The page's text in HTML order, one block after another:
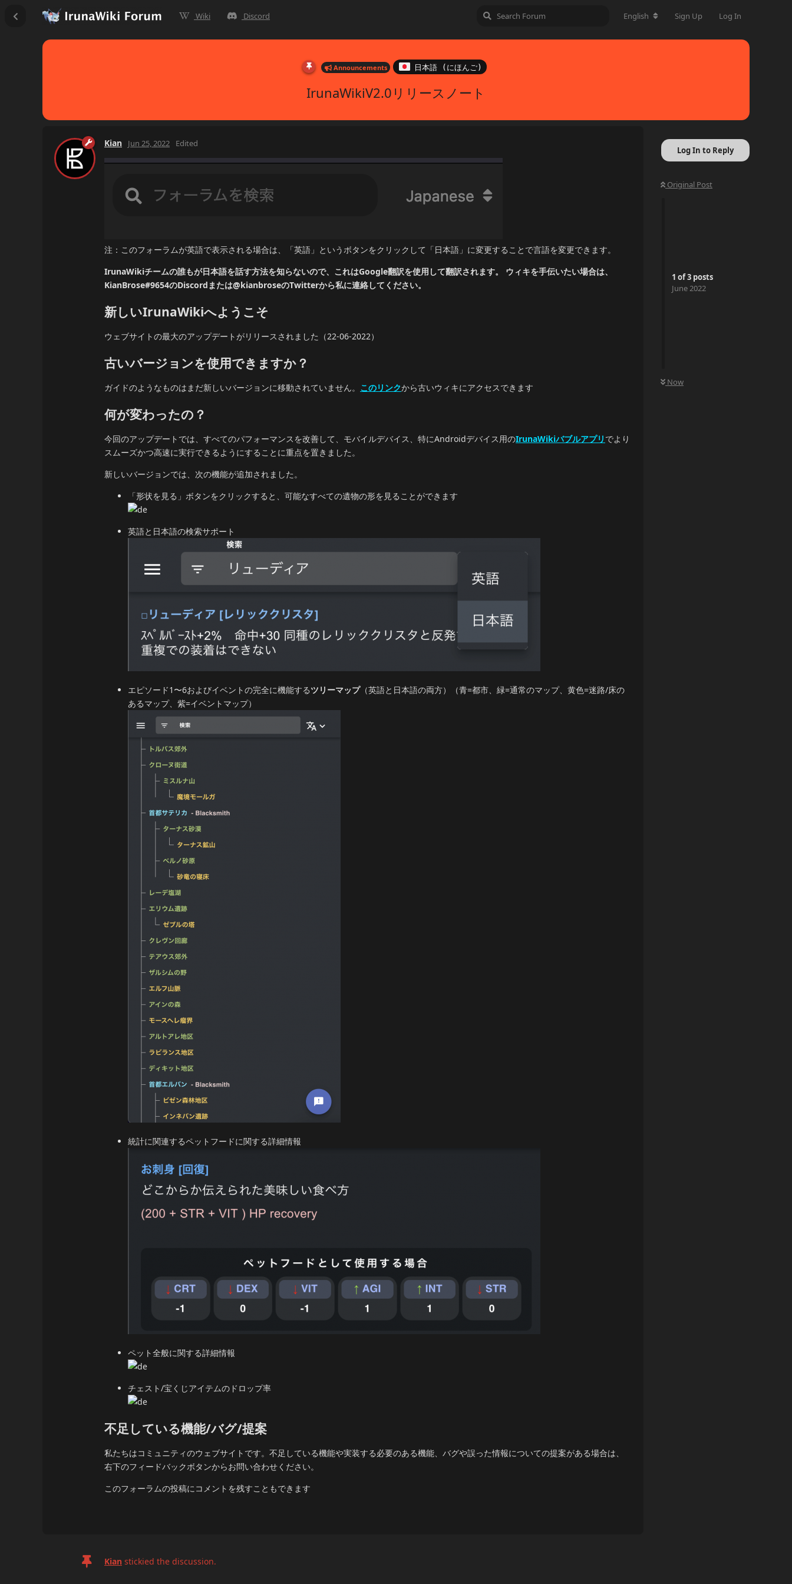
Wiki Discord English Sign Up Log In
Announcements 日本語 (にほんご)
IrunaWikiV2.0リリースノート
Log In to Reply
Original Post
1 of3 posts
June 2022
Now
Kian Jun 25, 2022 Edited
注：このフォーラムが英語で表示される場合は、「英語」というボタンをクリックして「日本語」に変更することで言語を変更できます。
IrunaWikiチームの誰もが日本語を話す方法を知らないので、これはGoogle翻訳を使用して翻訳されます。 ウィキを手伝いたい場合は、
KianBrose#9654のDiscordまたは@kianbroseのTwitterから私に連絡してください。
新しいIrunaWikiへようこそ
ウェブサイトの最大のアップデートがリリースされました（22-06-2022）
古いバージョンを使用できますか？
ガイドのようなものはまだ新しいバージョンに移動されていません。 このリンクから古いウィキにアクセスできます
何が変わったの？
今回のアップデートでは、すべてのパフォーマンスを改善して、モバイルデバイス、特にAndroidデバイス用のIrunaWikiバブルアプリ でより
スムーズかつ高速に実行できるようにすることに重点を置きました。
新しいバージョンでは、次の機能が追加されました。
「形状を見る」ボタンをクリックすると、可能なすべての遺物の形を見ることができます
英語と日本語の検索サポート
エピソード1〜6およびイベントの完全に機能するツリーマップ（英語と日本語の両方）（青=都市、緑=通常のマップ、黄色=迷路/床の
あるマップ、紫=イベントマップ）
統計に関連するペットフードに関する詳細情報
ペット全般に関する詳細情報
チェスト/宝くじアイテムのドロップ率
不足している機能/バグ/提案
私たちはコミュニティのウェブサイトです。不足している機能や実装する必要のある機能、バグや誤った情報についての提案がある場合は、
右下のフィードバックボタンからお問い合わせください。
このフォーラムの投稿にコメントを残すこともできます
Kian stickied the discussion.